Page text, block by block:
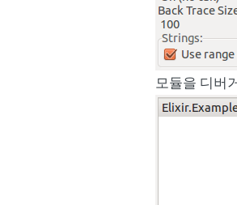
모듈을 디버